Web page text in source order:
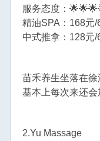
服务态度：
精油SPA：168元/
中式推拿：128元/
苗禾养生坐落在
基本上每次来还
2.Yu Massage